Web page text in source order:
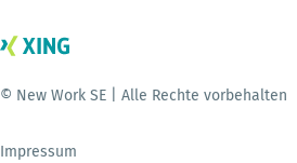
© New Work SE | Alle Rechte vorbehalten
Impressum